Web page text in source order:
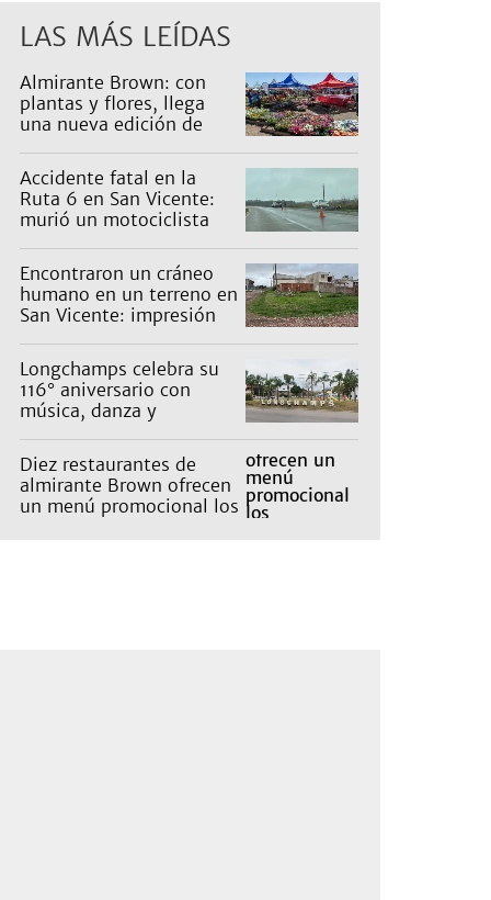
LAS MÁS LEÍDAS
Almirante Brown: con
plantas y flores, llega
una nueva edición de
Accidente fatal en la
Ruta 6 en San Vicente:
murió un motociclista
Encontraron un cráneo
humano en un terreno en
San Vicente: impresión
Longchamps celebra su
116° aniversario con
música, danza y
familia
Diez restaurantes de
almirante Brown ofrecen
un menú promocional los